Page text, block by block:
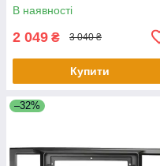
В наявності
2 049 ₴ 3 040 ₴
Купити
–32%